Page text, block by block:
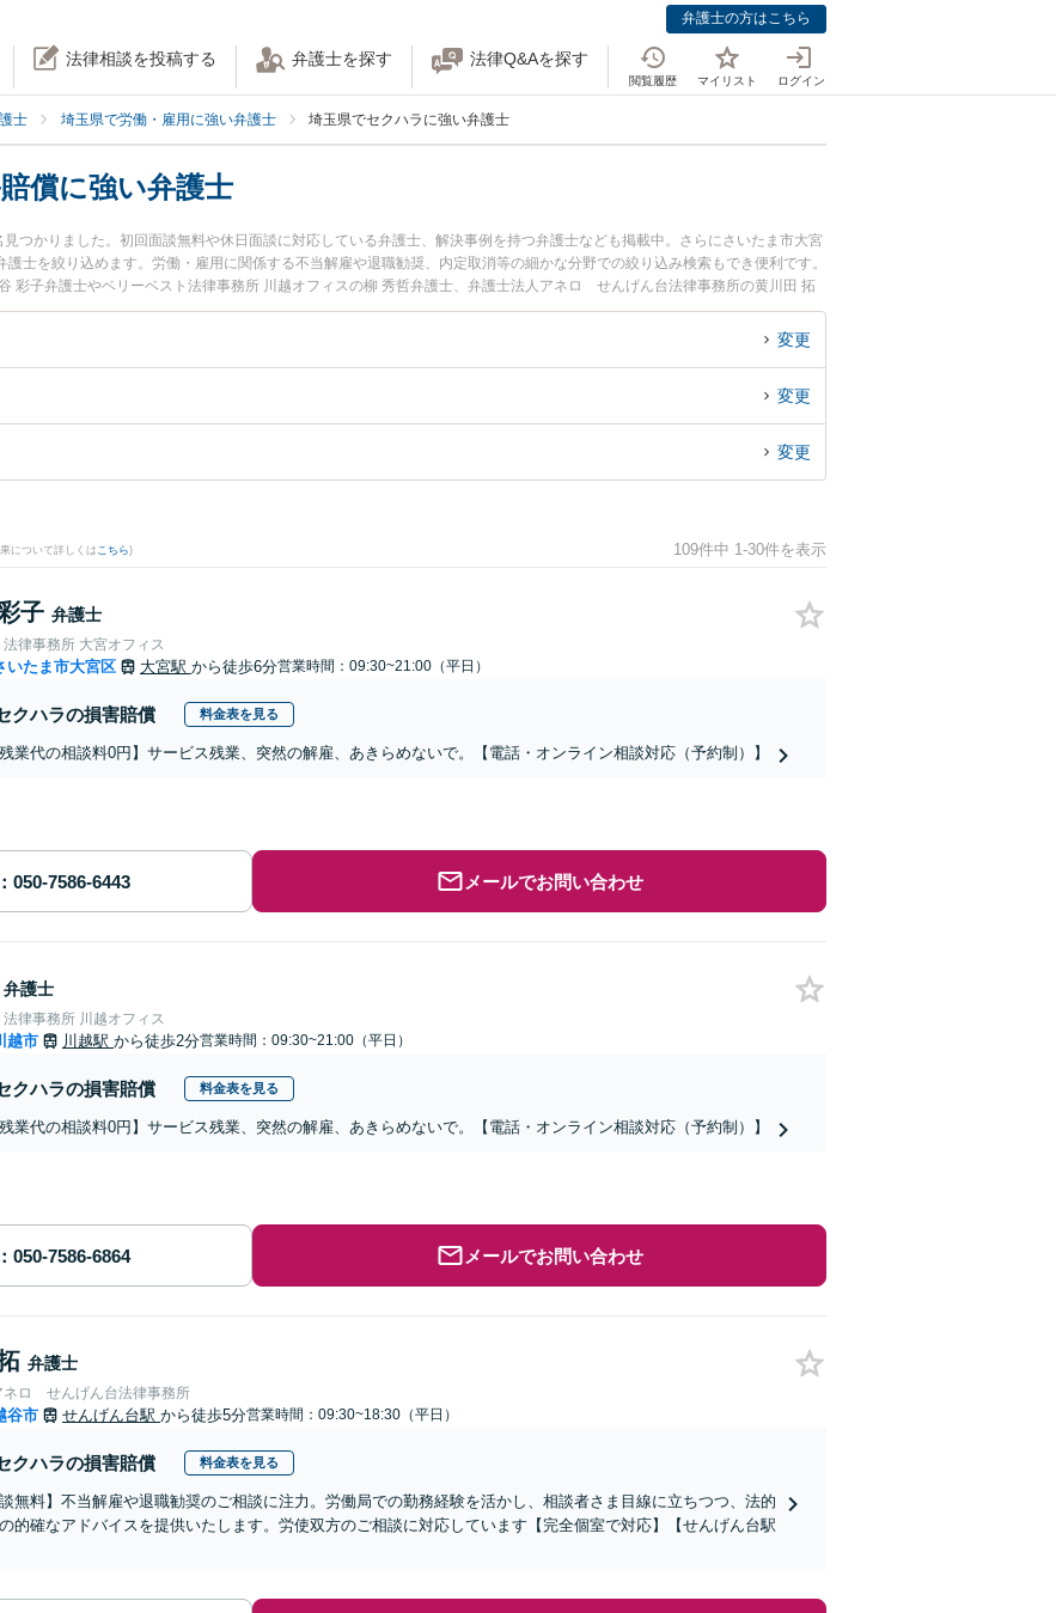
弁護士の方はこちら
法律相談を投稿する 弁護士を探す 法律Q&Aを探す
閲覧履歴 マイリスト ログイン
士 埼玉県で労働・雇用に強い弁護士 埼玉県でセクハラに強い弁護士
償に強い弁護士
つかりました。初回面談無料や休日面談に対応している弁護士、解決事例を持つ弁護士なども掲載中。さらにさいたま市大宮
士を絞り込めます。労働・雇用に関係する不当解雇や退職勧奨、内定取消等の細かな分野での絞り込み検索もでき便利です。
彩子弁護士やベリーベスト法律事務所 川越オフィスの柳 秀哲弁護士、弁護士法人アネロ せんげん台法律事務所の黄川田 拓
注目されています。『埼玉県で土日や夜間に発生したセクハラの損害賠償のトラブルを今すぐに弁護士に相談したい』『セク
弁護士を検索したい』『初回相談無料でセクハラの損害賠償を法律相談できる埼玉県内の弁護士に相談予約したい』などでお困
変更
変更
変更
について詳しくは こちら) 109件中 1-30件を表示
子 弁護士
律事務所 大宮オフィス
いたま市大宮区 大宮駅 から徒歩6分営業時間：09:30~21:00（平日）
クハラの損害賠償 料金表を見る
残業代の相談料0円】サービス残業、突然の解雇、あきらめないで。【電話・オンライン相談対応（予約制）】
メールでお問い合わせ
弁護士
律事務所 川越オフィス
越市 川越駅 から徒歩2分営業時間：09:30~21:00（平日）
クハラの損害賠償 料金表を見る
残業代の相談料0円】サービス残業、突然の解雇、あきらめないで。【電話・オンライン相談対応（予約制）】
メールでお問い合わせ
弁護士
ネロ せんげん台法律事務所
谷市 せんげん台駅 から徒歩5分営業時間：09:30~18:30（平日）
クハラの損害賠償 料金表を見る
談無料】不当解雇や退職勧奨のご相談に注力。労働局での勤務経験を活かし、相談者さま目線に立ちつつ、法的
的確なアドバイスを提供いたします。労使双方のご相談に対応しています【完全個室で対応】【せんげん台駅